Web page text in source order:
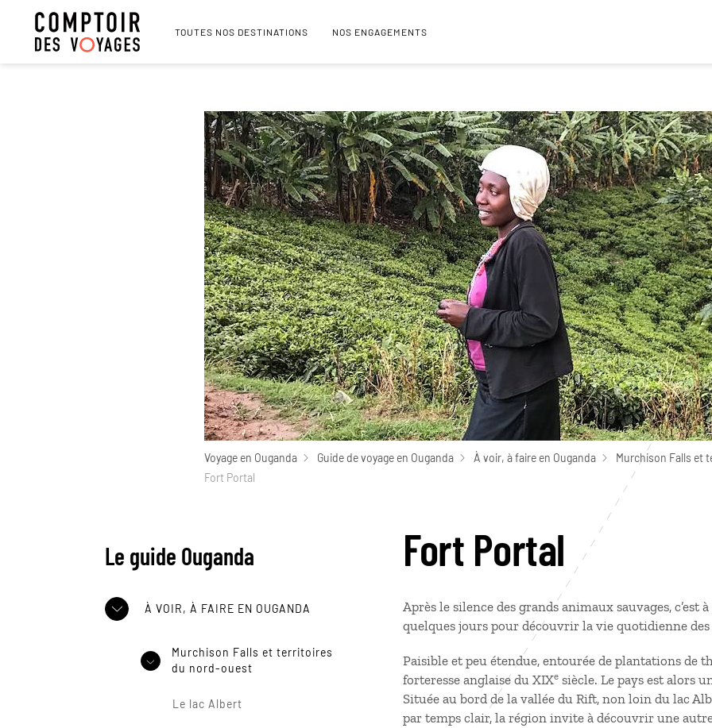
TOUTES NOS DESTINATIONS NOS ENGAGEMENTS
Voyage en Ouganda Guide de voyage en Ouganda À voir, à faire en Ouganda
Murchison Falls et
Fort Portal
Le guide Ouganda
À VOIR, À FAIRE EN OUGANDA
Murchison Falls et territoires
du nord-ouest
Le lac Albert
Fort Portal
Après le silence des grands animaux sauvages, c’est
quelques jours pour découvrir la vie quotidienne des
Paisible et peu étendue, entourée de plantations de
forteresse anglaise du XIXe siècle. Le pays est alors
Située au bord de la vallée du Rift, non loin du lac
par temps clair, la région invite à découvrir une